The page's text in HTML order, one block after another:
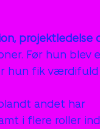
projektledelse
Før hun blev
hun fik værdifuld
andet har
i flere roller